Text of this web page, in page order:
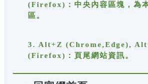
(Firefox)：中央內容區塊，為
區。
3. Alt+Z (Chrome,Edge),
(Firefox)：頁尾網站資訊。